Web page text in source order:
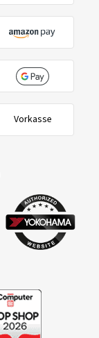
Vorkasse